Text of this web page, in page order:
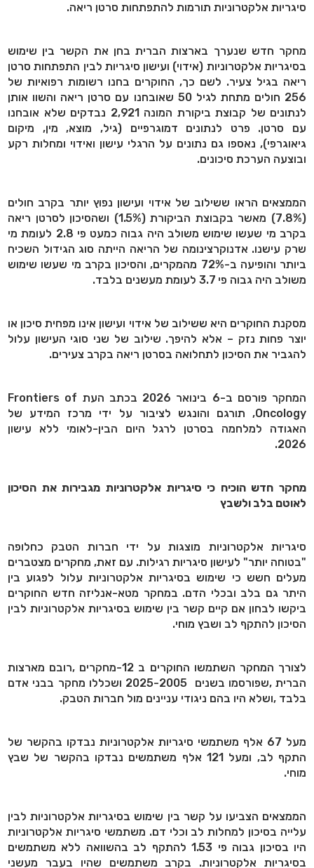
סיגריות אלקטרוניות תורמות להתפתחות סרטן ריאה.
מחקר חדש שנערך בארצות הברית בחן את הקשר בין שימוש
בסיגריות אלקטרוניות (אידוי) ועישון סיגריות לבין התפתחות סרטן
ריאה בגיל צעיר. לשם כך, החוקרים בחנו רשומות רפואיות של
256 חולים מתחת לגיל 50 שאובחנו עם סרטן ריאה והשוו אותן
לנתונים של קבוצת ביקורת המונה 2,921 נבדקים שלא אובחנו
עם סרטן. פרט לנתונים דמוגרפיים (גיל, מוצא, מין, מיקום
גיאוגרפי), נאספו גם נתונים על הרגלי עישון ואידוי ומחלות רקע
ובוצעה הערכת סיכונים.
הממצאים הראו ששילוב של אידוי ועישון נפוץ יותר בקרב חולים
(7.8%) מאשר בקבוצת הביקורת (1.5%) ושהסיכון לסרטן ריאה
בקרב מי שעשו שימוש משולב היה גבוה כמעט פי 2.8 לעומת מי
שרק עישנו. אדנוקרצינומה של הריאה הייתה סוג הגידול השכיח
ביותר והופיעה ב-72% מהמקרים, והסיכון בקרב מי שעשו שימוש
משולב היה גבוה פי 3.7 לעומת מעשנים בלבד.
מסקנת החוקרים היא ששילוב של אידוי ועישון אינו מפחית סיכון או
יוצר פחות נזק – אלא להיפך. שילוב של שני סוגי העישון עלול
להגביר את הסיכון לתחלואה בסרטן ריאה בקרב צעירים.
המחקר פורסם ב-6 בינואר 2026 בכתב העת
Frontiers of
Oncology, תורגם והונגש לציבור על ידי מרכז המידע של
האגודה למלחמה בסרטן לרגל היום הבין-לאומי ללא עישון
2026.
מחקר חדש הוכיח כי סיגריות אלקטרוניות מגבירות את הסיכון
לאוטם בלב ולשבץ
סיגריות אלקטרוניות מוצגות על ידי חברות הטבק כחלופה
"בטוחה יותר" לעישון סיגריות רגילות. עם זאת, מחקרים מצטברים
מעלים חשש כי שימוש בסיגריות אלקטרוניות עלול לפגוע בין
היתר גם בלב ובכלי הדם. במחקר מטא-אנליזה חדש החוקרים
ביקשו לבחון אם קיים קשר בין שימוש בסיגריות אלקטרוניות לבין
הסיכון להתקף לב ושבץ מוחי.
לצורך המחקר השתמשו החוקרים ב -12מחקרים, רובם מארצות
הברית, שפורסמו בשנים2025-2005ושכללו מחקר בבני אדם
בלבד, ושלא היו בהם ניגודי עניינים מול חברות הטבק.
מעל 67 אלף משתמשי סיגריות אלקטרוניות נבדקו בהקשר של
התקף לב, ומעל 121 אלף משתמשים נבדקו בהקשר של שבץ
מוחי.
הממצאים הצביעו על קשר בין שימוש בסיגריות אלקטרוניות לבין
עלייה בסיכון למחלות לב וכלי דם. משתמשי סיגריות אלקטרוניות
היו בסיכון גבוה פי 1.53 להתקף לב בהשוואה ללא משתמשים
בסיגריות אלקטרוניות. בקרב משתמשים שהיו בעבר מעשני